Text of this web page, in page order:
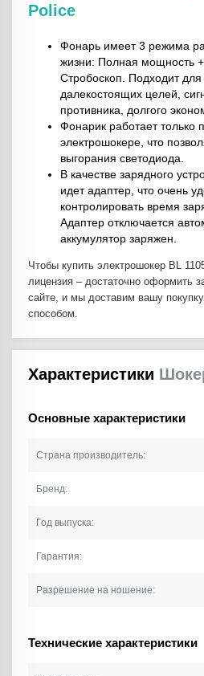
Police
Фонарь имеет 3 режима
жизни: Полная мощность
Стробоскоп. Подходит
далекостоящих целей,
противника, долгого
Фонарик работает только
электрошокере, что
выгорания светодиода.
В качестве зарядного
идет адаптер, что очень
контролировать время
Адаптер отключается
аккумулятор заряжен.
Чтобы купить электрошокер BL
лицензия – достаточно оформить
сайте, и мы доставим вашу
способом.
Характеристики
Основные характеристики
Страна производитель:
Бренд:
Год выпуска:
Гарантия:
Разрешение на ношение:
Технические характеристики